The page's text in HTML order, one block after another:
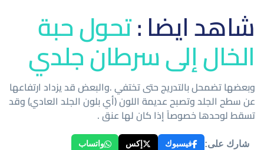
شاهد ايضا :تحول حبة
الخال إلى سرطان جلدي
وبعضها تضمحل بالتدريج حتى تختفي .والبعض قد يزداد ارتفاعها
عن سطح الجلد وتصبح عديمة اللون (أي بلون الجلد العادي) وقد
تسقط لوحدها خصوصاً إذا كان لها عنق .
شارك على: فيسبوك إكس واتساب